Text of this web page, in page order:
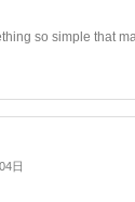
so simple that
日